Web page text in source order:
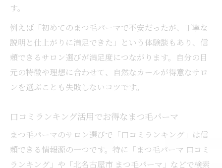
す。
例えば「初めてのまつ毛パーマで不安だったが、丁寧な
説明と仕上がりに満足できた」という体験談もあり、信
頼できるサロン選びが満足度につながります。自分の目
元の特徴や理想に合わせて、自然なカールが得意なサロ
ンを選ぶことも失敗しないコツです。
口コミランキング活用でお得なまつ毛パーマ
まつ毛パーマのサロン選びで「口コミランキング」は信
頼できる情報源の一つです。特に「まつ毛パーマ 口コミ
ランキング」や「北名古屋市 まつ毛パーマ」などで検索